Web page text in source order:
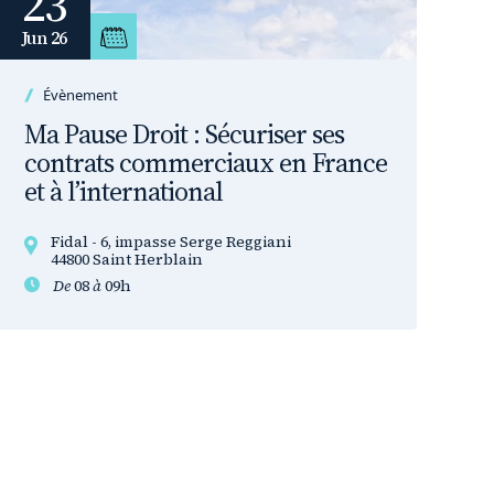
Jun 26
Évènement
Ma Pause Droit : Sécuriser ses
contrats commerciaux en France
et à l’international
Fidal - 6, impasse Serge Reggiani
44800 Saint Herblain
De08à09h